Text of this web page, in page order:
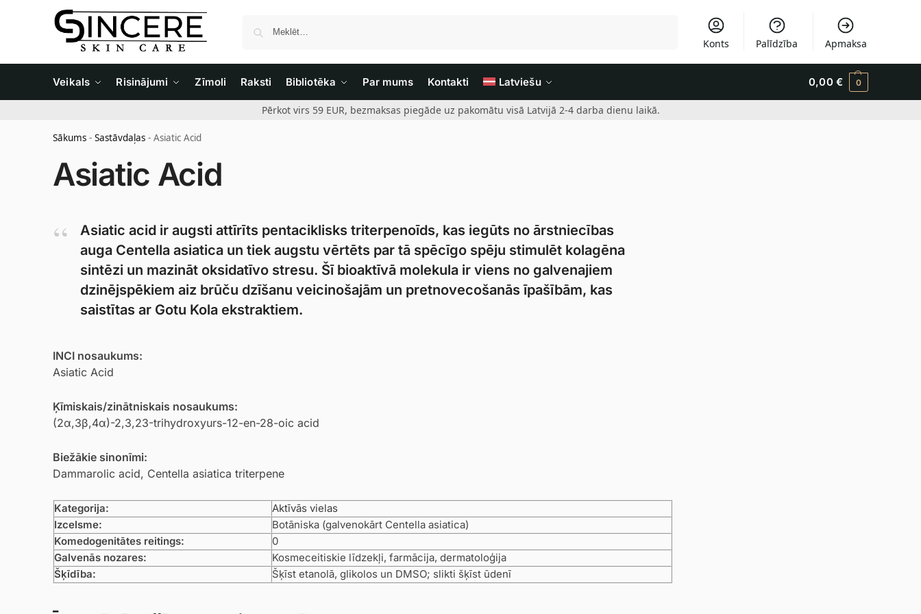
Konts Palīdzība Apmaksa
Veikals Risinājumi Zīmoli Raksti Bibliotēka Par mums Kontakti Latviešu 0,00 € 0
Pērkot virs 59 EUR, bezmaksas piegāde uz pakomātu visā Latvijā 2-4 darba dienu laikā.
Sākums - Sastāvdaļas - Asiatic Acid
Asiatic Acid
Asiatic acid ir augsti attīrīts pentaciklisks triterpenoīds, kas iegūts no ārstniecības
auga Centella asiatica un tiek augstu vērtēts par tā spēcīgo spēju stimulēt kolagēna
sintēzi un mazināt oksidatīvo stresu. Šī bioaktīvā molekula ir viens no galvenajiem
dzinējspēkiem aiz brūču dzīšanu veicinošajām un pretnovecošanās īpašībām, kas
saistītas ar Gotu Kola ekstraktiem.
INCI nosaukums:
Asiatic Acid
Ķīmiskais/zinātniskais nosaukums:
(2α,3β,4α)-2,3,23-trihydroxyurs-12-en-28-oic acid
Biežākie sinonīmi:
Dammarolic acid, Centella asiatica triterpene
Kategorija:
Aktīvās vielas
Izcelsme:
Botāniska (galvenokārt Centella asiatica)
Komedogenitātes reitings:
0
Galvenās nozares:
Kosmeceitiskie līdzekļi, farmācija, dermatoloģija
Šķīdība:
Šķīst etanolā, glikolos un DMSO; slikti šķīst ūdenī